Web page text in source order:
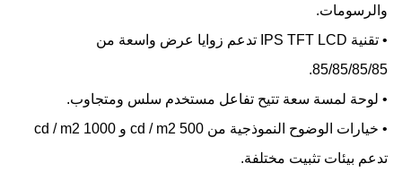
والرسومات.
• تقنية IPS TFT LCD تدعم زوايا عرض واسعة من
85/85/85/85.
• لوحة لمسة سعة تتيح تفاعل مستخدم سلس ومتجاوب.
• خيارات الوضوح النموذجية من 500 cd / m2 و 1000 cd / m2
تدعم بيئات تثبيت مختلفة.